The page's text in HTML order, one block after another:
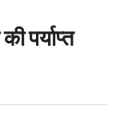
पर्याप्त